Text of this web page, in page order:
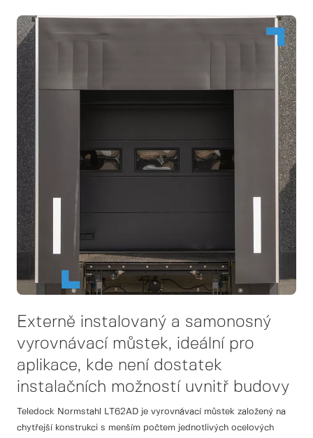
Externě instalovaný a samonosný
vyrovnávací můstek, ideální pro
aplikace, kde není dostatek
instalačních možností uvnitř budovy
Teledock Normstahl LT62AD je vyrovnávací můstek založený na
chytřejší konstrukci s menším počtem jednotlivých ocelových